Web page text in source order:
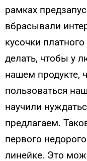
рамках
вбрасывали
кусочки
делать, чтобы у
нашем продукте,
пользоваться
научили
предлагаем.
первого
линейке. Это